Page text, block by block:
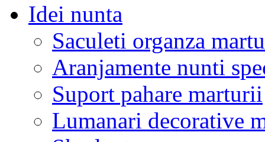
Idei nunta
Saculeti organza
Aranjamente nunti
Suport pahare marturii
Lumanari decorative